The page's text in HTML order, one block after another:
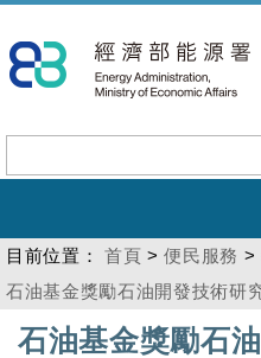
到
主
內
容
目前位置： 首頁 >便民服務 >
石油基金獎勵石油開發技術研
:::
石油基金獎勵石